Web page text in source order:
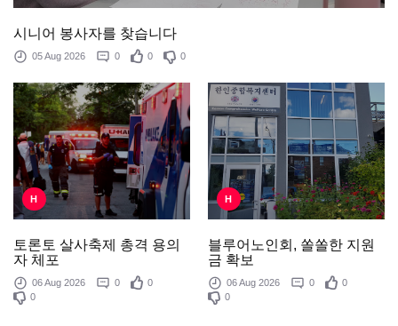
시니어 봉사자를 찾습니다
05 Aug 2026 0 0 0
H
토론토 살사축제 총격 용의
자 체포
06 Aug 2026 0
0
0
H
블루어노인회, 쏠쏠한 지원
금 확보
06 Aug 2026 0
0
0